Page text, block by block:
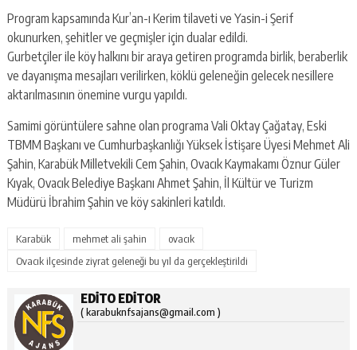
Program kapsamında Kur’an-ı Kerim tilaveti ve Yasin-i Şerif
okunurken, şehitler ve geçmişler için dualar edildi.
Gurbetçiler ile köy halkını bir araya getiren programda birlik, beraberlik
ve dayanışma mesajları verilirken, köklü geleneğin gelecek nesillere
aktarılmasının önemine vurgu yapıldı.
Samimi görüntülere sahne olan programa Vali Oktay Çağatay, Eski
TBMM Başkanı ve Cumhurbaşkanlığı Yüksek İstişare Üyesi Mehmet Ali
Şahin, Karabük Milletvekili Cem Şahin, Ovacık Kaymakamı Öznur Güler
Kıyak, Ovacık Belediye Başkanı Ahmet Şahin, İl Kültür ve Turizm
Müdürü İbrahim Şahin ve köy sakinleri katıldı.
Karabük mehmet ali şahin
ovacık
Ovacık ilçesinde ziyrat geleneği bu yıl da gerçekleştirildi
EDITO EDITOR
( karabuknfsajans@gmail.com )